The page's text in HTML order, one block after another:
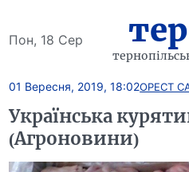
Пон, 18 Сер
01 Вересня, 2019, 18:02ОРЕСТ
Українська
(Агроновини)